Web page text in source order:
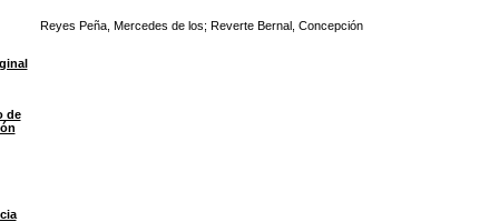
Reyes Peña, Mercedes de los; Reverte Bernal, Concepción
de